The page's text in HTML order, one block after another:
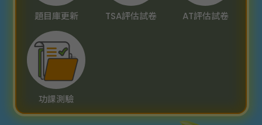
題目庫更新 TSA評估試卷 AT評估試卷
功課測驗